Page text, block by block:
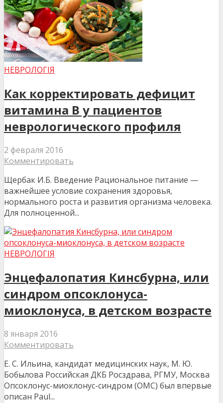
НЕВРОЛОГІЯ
Как корректировать дефицит
витамина В у пациентов
неврологического профиля
2 февраля 2016
Комментировать
Щербак И.Б. Введение Рациональное питание —
важнейшее условие сохранения здоровья,
нормального роста и развития организма человека.
Для полноценной...
НЕВРОЛОГІЯ
Энцефалопатия Кинсбурна, или
синдром опсоклонуса-
миоклонуса, в детском возрасте
8 января 2016
Комментировать
Е. С. Ильина, кандидат медицинских наук, М. Ю.
Бобылова Российская ДКБ Росздрава, РГМУ, Москва
Опсоклонус-миоклонус-синдром (ОМС) был впервые
описан Paul...